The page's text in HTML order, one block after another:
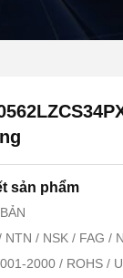
sản phẩm
NTN / NSK / FAG /
2000 / ROHS /